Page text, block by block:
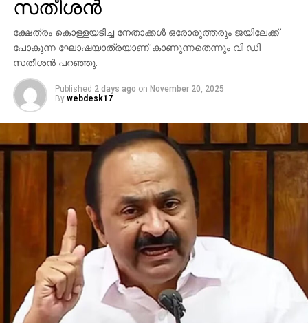
സതീശന്‍
ക്ഷേത്രം കൊള്ളയടിച്ച നേതാക്കള്‍ ഒരോരുത്തരും ജയിലേക്ക്
പോകുന്ന ഘോഷയാത്രയാണ് കാണുന്നതെന്നും വി ഡി
സതീശന്‍ പറഞ്ഞു.
Published 2 days ago on November 20, 2025
By webdesk17